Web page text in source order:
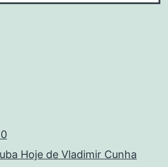
Hoje de Vladimir Cunha